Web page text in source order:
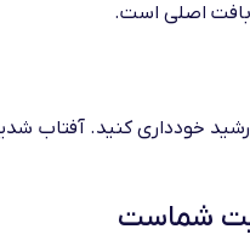
بافت اصلی است.
خودداری کنید. آفتاب
شماست